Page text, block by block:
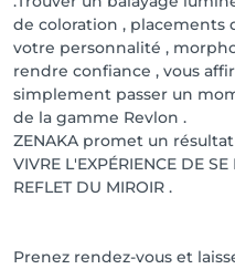
de coloration , placements
votre personnalité ,
rendre confiance , vous
simplement passer un
de la gamme Revlon .
ZENAKA promet un
VIVRE L'EXPÉRIENCE DE
REFLET DU MIROIR .
Prenez rendez-vous et